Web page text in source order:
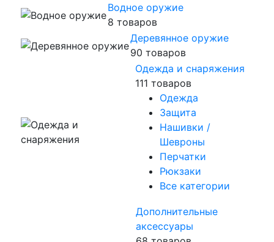
Водное оружие
8 товаров
Деревянное оружие
90 товаров
Одежда и снаряжения
111 товаров
Одежда
Защита
Нашивки /
Шевроны
Перчатки
Рюкзаки
Все категории
Дополнительные
аксессуары